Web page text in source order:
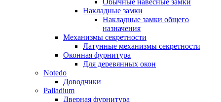
Обычные навесные замки
Накладные замки
Накладные замки общего
назначения
Механизмы секретности
Латунные механизмы секретности
Оконная фурнитура
Для деревянных окон
Notedo
Доводчики
Palladium
Дверная фурнитура